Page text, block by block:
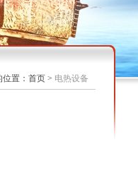
置： 首页 > 电热设备